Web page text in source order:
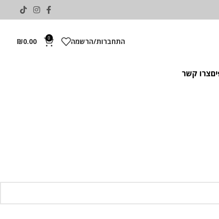
התחברות/הרשמה 0
₪0.00
צרו קשר